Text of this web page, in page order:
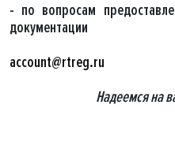
- по вопросам
документации
account@rtreg.ru
Надеемся на